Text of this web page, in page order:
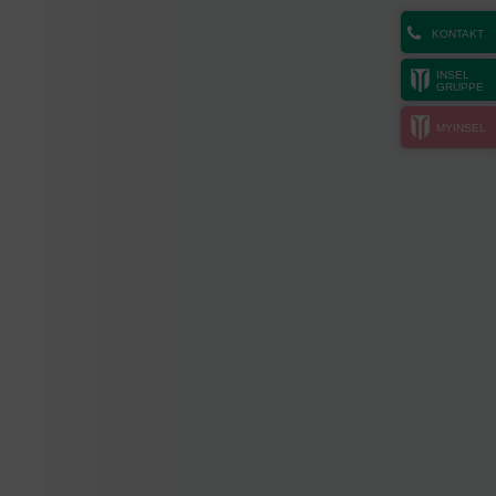
KONTAKT
INSEL
GRUPPE
MYINSEL